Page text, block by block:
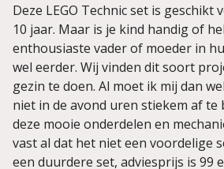
Deze LEGO Technic set is
10 jaar. Maar is je kind handig of
enthousiaste vader of moeder in
wel eerder. Wij vinden dit soort
gezin te doen. Al moet ik mij dan
niet in de avond uren stiekem af te
deze mooie onderdelen en
vast al dat het niet een voordelige
een duurdere set, adviesprijs is 99